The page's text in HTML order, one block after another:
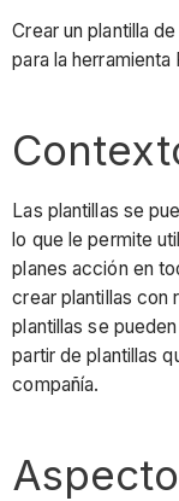
Crear un plantilla
para la
Las plantillas se
lo que le permite
planes acción en
crear plantillas con
plantillas se
partir de plantillas
compañía.